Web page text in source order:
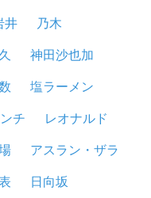
井
乃木
神田沙也加
塩ラーメン
チ
レオナルド
アスラン・ザラ
日向坂